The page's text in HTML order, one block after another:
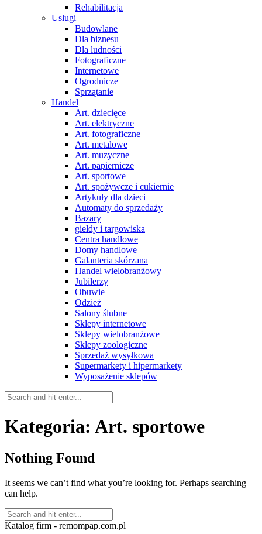
Rehabilitacja
Usługi
Budowlane
Dla biznesu
Dla ludności
Fotograficzne
Internetowe
Ogrodnicze
Sprzątanie
Handel
Art. dziecięce
Art. elektryczne
Art. fotograficzne
Art. metalowe
Art. muzyczne
Art. papiernicze
Art. sportowe
Art. spożywcze i cukiernie
Artykuły dla dzieci
Automaty do sprzedaży
Bazary
giełdy i targowiska
Centra handlowe
Domy handlowe
Galanteria skórzana
Handel wielobranżowy
Jubilerzy
Obuwie
Odzież
Salony ślubne
Sklepy internetowe
Sklepy wielobranżowe
Sklepy zoologiczne
Sprzedaż wysyłkowa
Supermarkety i hipermarkety
Wyposażenie sklepów
Kategoria: Art. sportowe
Nothing Found
It seems we can’t find what you’re looking for. Perhaps searching
can help.
Katalog firm - remompap.com.pl